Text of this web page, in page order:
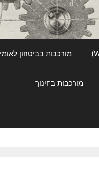
מורכבות בביטחון לאומי
מורכבות בחינוך